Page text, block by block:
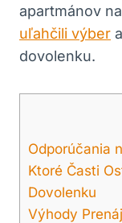
apartmánov
uľahčili výber
dovolenku.
Odporúčania
Ktoré Časti
Dovolenku
Výhody